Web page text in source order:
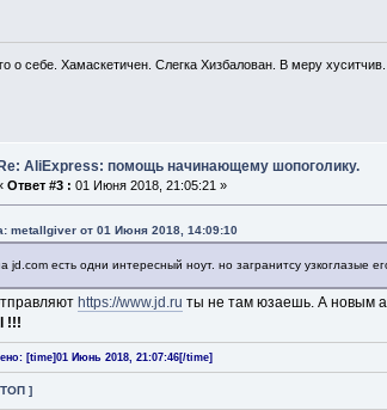
о себе. Хамаскетичен. Слегка Хизбалован. В меру
Re: AliExpress: помощь начинающему шопоголику.
Ответ #3 : 01 Июня 2018, 21:05:21 »
metallgiver от 01 Июня 2018, 14:09:10
jd.com есть одни интересный ноут. но загранитсу узкоглазые
https://www.jd.ru ты не там юзаешь. А новым
!!!
[time]01 Июнь 2018, 21:07:46[/time]
]